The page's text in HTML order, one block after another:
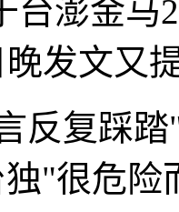
台澎金马
发文又
反复踩
"很危险